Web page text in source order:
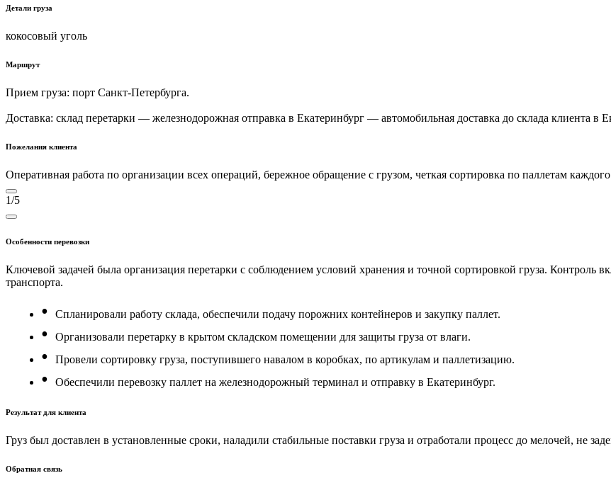
Детали груза
кокосовый уголь
Маршрут
Прием груза: порт Санкт-Петербурга.
Доставка: склад перетарки — железнодорожная отправка в Екатеринбург — автомобильная доставка до склада клиента в
Пожелания клиента
Оперативная работа по организации всех операций, бережное обращение с грузом, четкая сортировка по паллетам каждого
1/5
Особенности перевозки
Ключевой задачей была организация перетарки с соблюдением условий хранения и точной сортировкой груза. Контроль
транспорта.
Спланировали работу склада, обеспечили подачу порожних контейнеров и закупку паллет.
Организовали перетарку в крытом складском помещении для защиты груза от влаги.
Провели сортировку груза, поступившего навалом в коробках, по артикулам и паллетизацию.
Обеспечили перевозку паллет на железнодорожный терминал и отправку в Екатеринбург.
Результат для клиента
Груз был доставлен в установленные сроки, наладили стабильные поставки груза и отработали процесс до мелочей, не
Обратная связь